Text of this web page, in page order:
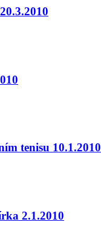
tenisu 10.1.2010
2.1.2010